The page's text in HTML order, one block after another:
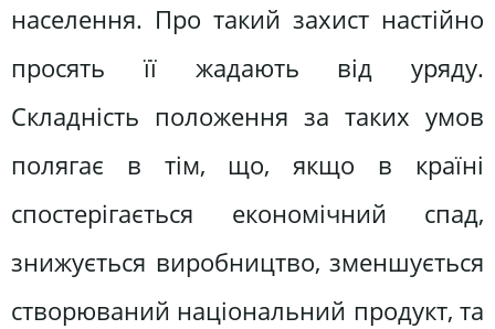
населення. Про такий захист настійно
просять її жадають від уряду.
Складність положення за таких умов
полягає в тім, що, якщо в країні
спостерігається економічний спад,
знижується виробництво, зменшується
створюваний національний продукт, та